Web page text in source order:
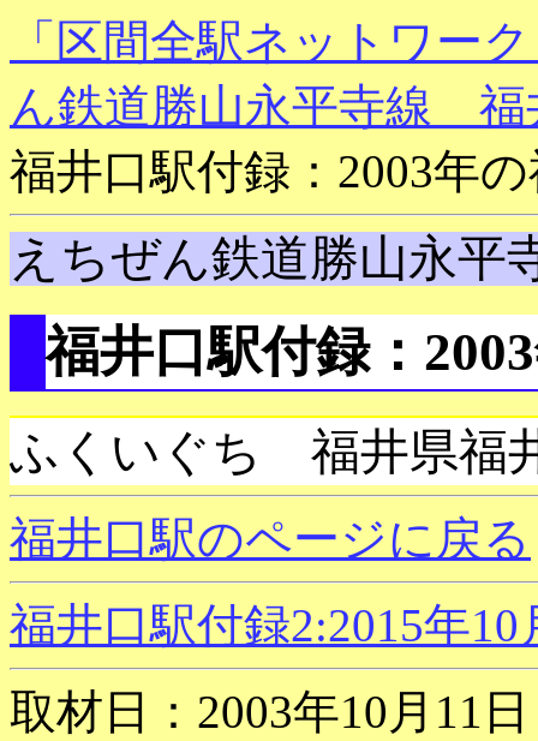
「区間全駅ネットワー
ん鉄道勝山永平寺線 福
福井口駅付録：2003年
えちぜん鉄道勝山永
福井口駅付録：
ふくいぐち 福井県福
福井口駅のページに戻る
福井口駅付録2:2015年
取材日：2003年10月11日